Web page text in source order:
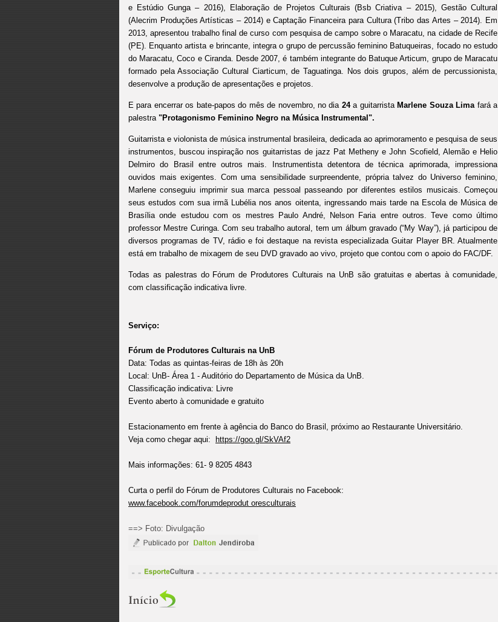
e Estúdio Gunga – 2016), Elaboração de Projetos Culturais (Bsb Criativa – 2015), Gestão Cultural
(Alecrim Produções Artísticas – 2014) e Captação Financeira para Cultura (Tribo das Artes – 2014). Em
2013, apresentou trabalho final de curso com pesquisa de campo sobre o Maracatu, na cidade de Recife
(PE). Enquanto artista e brincante, integra o grupo de percussão feminino Batuqueiras, focado no estudo
do Maracatu, Coco e Ciranda. Desde 2007, é também integrante do Batuque Articum, grupo de Maracatu
formado pela Associação Cultural Ciarticum, de Taguatinga. Nos dois grupos, além de percussionista,
desenvolve a produção de apresentações e projetos.
E para encerrar os bate-papos do mês de novembro, no dia 24a guitarrista Marlene Souza Limafará a
palestra "Protagonismo Feminino Negro na Música Instrumental".
Guitarrista e violonista de música instrumental brasileira, dedicada ao aprimoramento e pesquisa de seus
instrumentos, buscou inspiração nos guitarristas de jazz Pat Metheny e John Scofield, Alemão e Helio
Delmiro do Brasil entre outros mais. Instrumentista detentora de técnica aprimorada, impressiona
ouvidos mais exigentes. Com uma sensibilidade surpreendente, própria talvez do Universo feminino,
Marlene conseguiu imprimir sua marca pessoal passeando por diferentes estilos musicais. Começou
seus estudos com sua irmã Lubélia nos anos oitenta, ingressando mais tarde na Escola de Música de
Brasília onde estudou com os mestres Paulo André, Nelson Faria entre outros. Teve como último
professor Mestre Curinga. Com seu trabalho autoral, tem um álbum gravado (“My Way”), já participou de
diversos programas de TV, rádio e foi destaque na revista especializada Guitar Player BR. Atualmente
está em trabalho de mixagem de seu DVD gravado ao vivo, projeto que contou com o apoio do FAC/DF.
Todas as palestras do Fórum de Produtores Culturais na UnB são gratuitas e abertas à comunidade,
com classificação indicativa livre.
Serviço:
Fórum de Produtores Culturais na UnB
Data: Todas as quintas-feiras de 18h às 20h
Local: UnB- Área 1 - Auditório do Departamento de Música da UnB.
Classificação indicativa: Livre
Evento aberto à comunidade e gratuito
Estacionamento em frente à agência do Banco do Brasil, próximo ao Restaurante Universitário.
Veja como chegar aqui:
https://goo.gl/SkVAf2
Mais informações: 61- 9 8205 4843
Curta o perfil do Fórum de Produtores Culturais no Facebook:
www.facebook.com/forumdeprodut oresculturais
==> Foto: Divulgação